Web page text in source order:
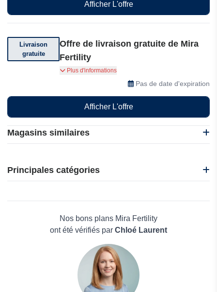
Magasins similaires
La Boutique en Herbe
Salviv
1000Farmacie
Principales catégories
Maison & JardinNos bons plans Mira Fertility
ont été vérifiés par Chloé Laurent
Afficher L'offre
Livraison
gratuite
Offre de livraison gratuite de Mira
Fertility
Livraison gratuite dès 165$ d’achat et livraison
internationale offerte dès 169$ d’achat
Plus d'informations
Pas de date d'expiration
Afficher L'offre